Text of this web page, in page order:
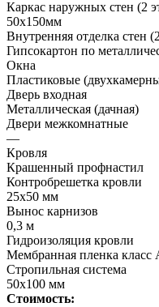
Каркас наружных стен (2
50х150мм
Внутренняя отделка стен
Гипсокартон по
Окна
Пластиковые
Дверь входная
Металлическая (дачная)
Двери межкомнатные
—
Кровля
Крашенный профнастил
Контробрешетка кровли
25х50 мм
Вынос карнизов
0,3 м
Гидроизоляция кровли
Мембранная пленка класс
Стропильная система
50х100 мм
Стоимость: